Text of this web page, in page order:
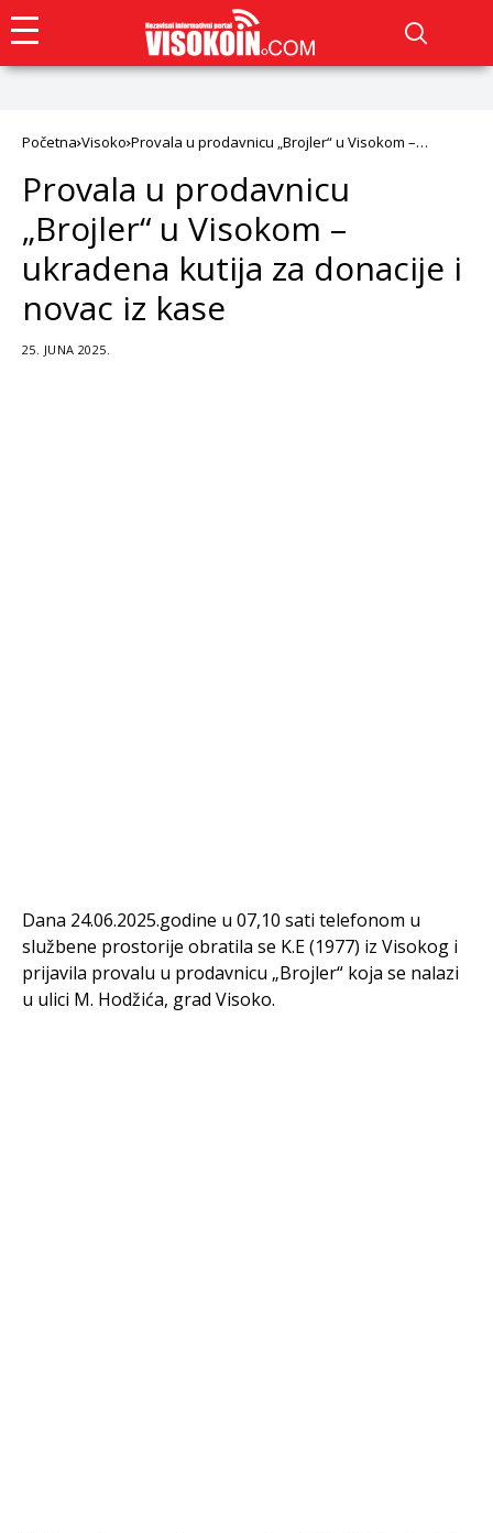
Početna Visoko Provala u prodavnicu „Brojler“ u Visokom –
Provala u prodavnicu
„Brojler“ u Visokom –
ukradena kutija za donacije i
novac iz kase
25. JUNA 2025.
Dana 24.06.2025.godine u 07,10 sati telefonom u
službene prostorije obratila se K.E (1977) iz Visokog i
prijavila provalu u prodavnicu „Brojler“ koja se nalazi
u ulici M. Hodžića, grad Visoko.